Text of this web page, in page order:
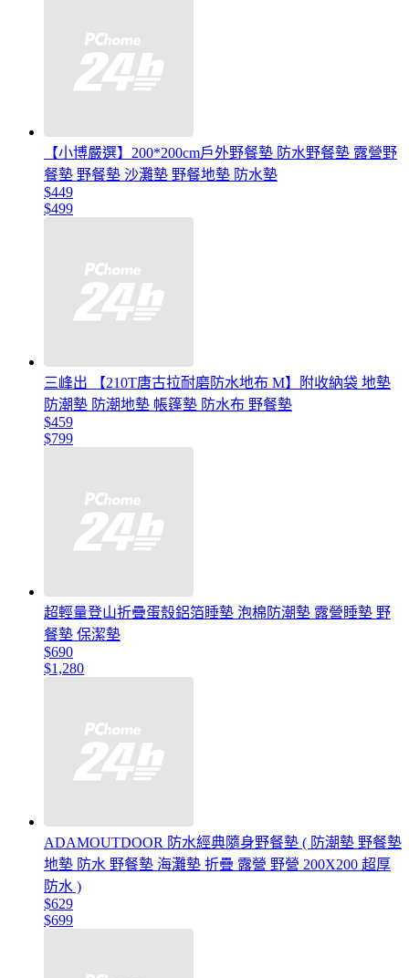
【小博嚴選】200*200cm戶外野餐墊 防水野餐墊 露營野
餐墊 野餐墊 沙灘墊 野餐地墊 防水墊
$449
$499
三峰出 【210T唐古拉耐磨防水地布 M】附收納袋 地墊
防潮墊 防潮地墊 帳篷墊 防水布 野餐墊
$459
$799
超輕量登山折疊蛋殼鋁箔睡墊 泡棉防潮墊 露營睡墊 野
餐墊 保潔墊
$690
$1,280
ADAMOUTDOOR 防水經典隨身野餐墊 ( 防潮墊 野餐墊
地墊 防水 野餐墊 海灘墊 折疊 露營 野營 200X200 超厚
防水 )
$629
$699